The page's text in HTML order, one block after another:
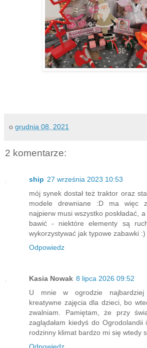
o grudnia 08, 2021
2 komentarze:
ship 27 września 2023 10:53
mój synek dostał też traktor oraz
modele drewniane :D ma więc
najpierw musi wszystko poskładać,
bawić - niektóre elementy są
wykorzystywać jak typowe zabawki :)
Odpowiedz
Kasia Nowak 8 lipca 2026 09:52
U mnie w ogrodzie
kreatywne zajęcia dla dzieci, bo
zwalniam. Pamiętam, że przy
zaglądałam kiedyś do Ogrodolandii
rodzinny klimat bardzo mi się wtedy
Odpowiedz